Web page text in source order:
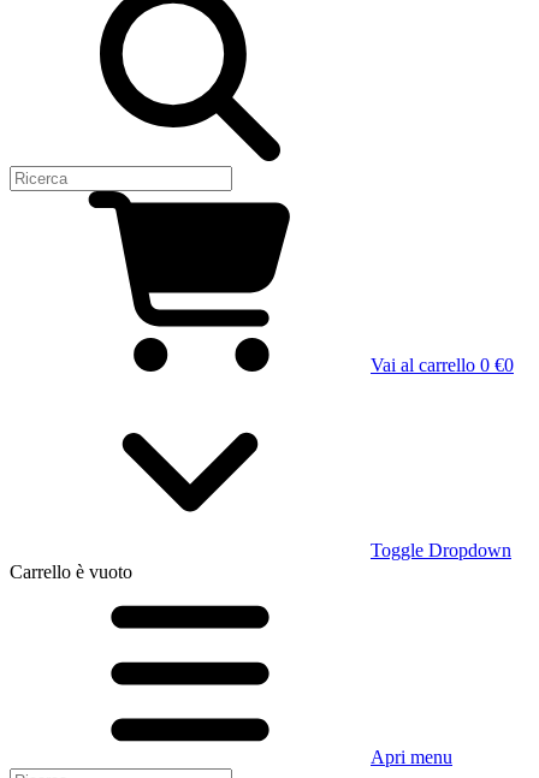
Vai al carrello 0 €0
Toggle Dropdown
Carrello è vuoto
Apri menu